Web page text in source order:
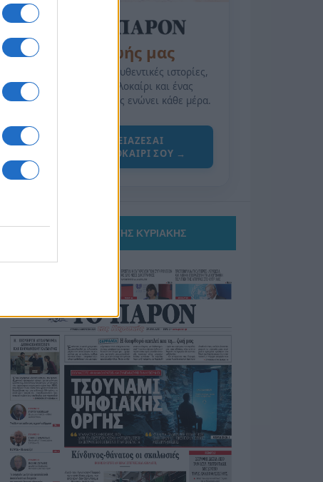
της Ζωής μας
Οι άνθρωποι, οι αυθεντικές ιστορίες,
το ελληνικό καλοκαίρι και ένας
πολιτισμός που μας ενώνει κάθε μέρα.
ΟΣΑ ΧΡΕΙΑΖΕΣΑΙ
ΓΙΑ ΤΟ ΚΑΛΟΚΑΙΡΙ ΣΟΥ →
ΤΟ ΠΑΡΟΝ ΤΗΣ ΚΥΡΙΑΚΗΣ